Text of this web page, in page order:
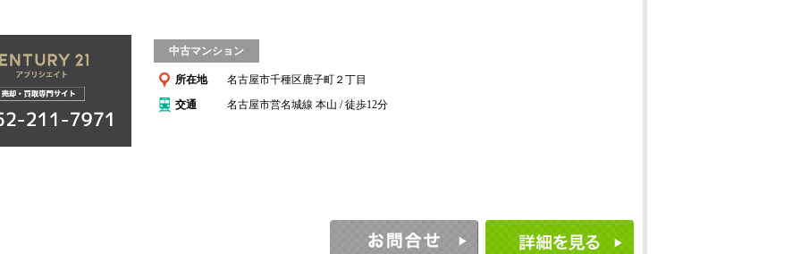
中古マンション
所在地
名古屋市千種区鹿子町２丁目
交通
名古屋市営名城線 本山 / 徒歩12分